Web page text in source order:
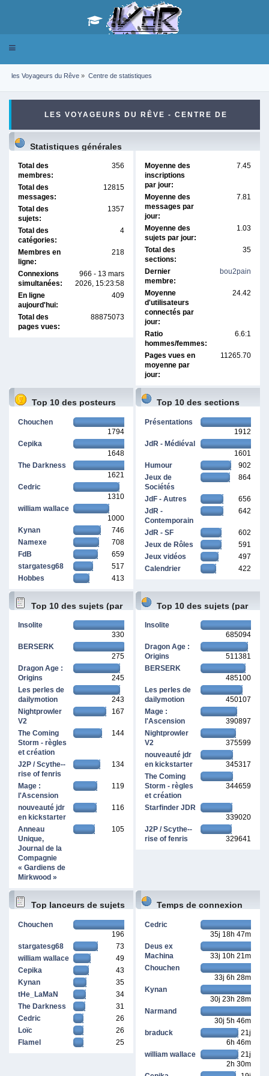
Toggle
les Voyageurs du Rêve » Centre de statistiques
LES VOYAGEURS DU RÊVE - CENTRE DE
STATISTIQUES
Statistiques générales
Total des
membres:
356
Total des
messages:
12815
Total des
sujets:
1357
Total des
catégories:
4
Membres en
ligne:
218
Connexions
simultanées:
966 - 13 mars
2026, 15:23:58
En ligne
aujourd'hui:
409
Total des
pages vues:
88875073
Moyenne des
inscriptions
par jour:
7.45
Moyenne des
messages par
jour:
7.81
Moyenne des
sujets par jour:
1.03
Total des
sections:
35
Dernier
membre:
bou2pain
Moyenne
d'utilisateurs
connectés par
jour:
24.42
Ratio
hommes/femmes:
6.6:1
Pages vues en
moyenne par
jour:
11265.70
Top 10 des posteurs
Chouchen
1794
Cepika
1648
The Darkness
1621
Cedric
1310
william wallace
1000
Kynan
746
Namexe
708
FdB
659
stargatesg68
517
Hobbes
413
Top 10 des sections
Présentations
1912
JdR - Médiéval
1601
Humour
902
Jeux de
Sociétés
864
JdF - Autres
656
JdR -
Contemporain
642
JdR - SF
602
Jeux de Rôles
591
Jeux vidéos
497
Calendrier
422
Top 10 des sujets (par
Insolite
330
BERSERK
275
Dragon Age :
Origins
245
Les perles de
dailymotion
243
Nightprowler
V2
167
The Coming
Storm - règles
et création
144
J2P / Scythe--
rise of fenris
134
Mage :
l'Ascension
119
nouveauté jdr
en kickstarter
116
Anneau
Unique,
Journal de la
Compagnie
« Gardiens de
Mirkwood »
105
Top 10 des sujets (par
Insolite
685094
Dragon Age :
Origins
511381
BERSERK
485100
Les perles de
dailymotion
450107
Mage :
l'Ascension
390897
Nightprowler
V2
375599
nouveauté jdr
en kickstarter
345317
The Coming
Storm - règles
et création
344659
Starfinder JDR
339020
J2P / Scythe--
rise of fenris
329641
Top lanceurs de sujets
Chouchen
196
stargatesg68
73
william wallace
49
Cepika
43
Kynan
35
tHe_LaMaN
34
The Darkness
31
Cedric
26
Loïc
26
Flamel
25
Temps de connexion
Cedric
35j 18h 47m
Deus ex
Machina
33j 10h 21m
Chouchen
33j 6h 28m
Kynan
30j 23h 28m
Narmand
30j 5h 46m
braduck
21j
6h 46m
william wallace
21j
2h 30m